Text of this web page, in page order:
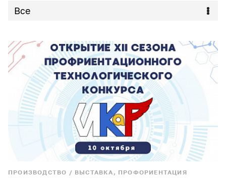
Все
ПРОИЗВОДСТВО / ВЫСТАВКА, ПРОФОРИЕНТАЦИЯ